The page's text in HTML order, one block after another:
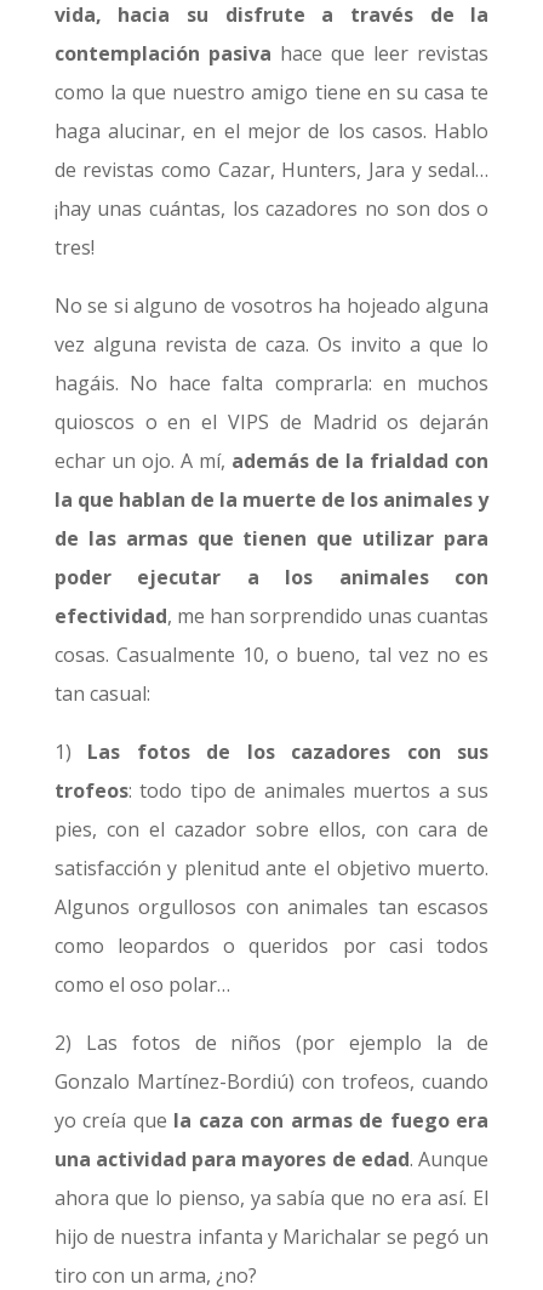
vida, hacia su disfrute a través de la
contemplación pasiva hace que leer revistas
como la que nuestro amigo tiene en su casa te
haga alucinar, en el mejor de los casos. Hablo
de revistas como Cazar, Hunters, Jara y sedal…
¡hay unas cuántas, los cazadores no son dos o
tres!
No se si alguno de vosotros ha hojeado alguna
vez alguna revista de caza. Os invito a que lo
hagáis. No hace falta comprarla: en muchos
quioscos o en el VIPS de Madrid os dejarán
echar un ojo. A mí, además de la frialdad con
la que hablan de la muerte de los animales y
de las armas que tienen que utilizar para
poder ejecutar a los animales con
efectividad, me han sorprendido unas cuantas
cosas. Casualmente 10, o bueno, tal vez no es
tan casual:
1) Las fotos de los cazadores con sus
trofeos: todo tipo de animales muertos a sus
pies, con el cazador sobre ellos, con cara de
satisfacción y plenitud ante el objetivo muerto.
Algunos orgullosos con animales tan escasos
como leopardos o queridos por casi todos
como el oso polar…
2) Las fotos de niños (por ejemplo la de
Gonzalo Martínez-Bordiú) con trofeos, cuando
yo creía que la caza con armas de fuego era
una actividad para mayores de edad. Aunque
ahora que lo pienso, ya sabía que no era así. El
hijo de nuestra infanta y Marichalar se pegó un
tiro con un arma, ¿no?